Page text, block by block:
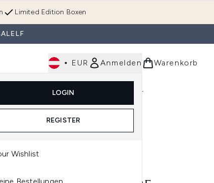
Limited Edition Boxen
• EUR Anmelden
LOGIN
REGISTER
Wishlist
Bestellungen
Warenkorb
Untermenü Anmelden (Accessoires & Tools)
Im Trend & Neu Männer
CARE